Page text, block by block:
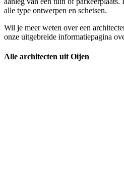
alle type ontwerpen en schetsen.
Wil je meer weten over een
onze uitgebreide informatiepagina
Alle architecten uit Oijen